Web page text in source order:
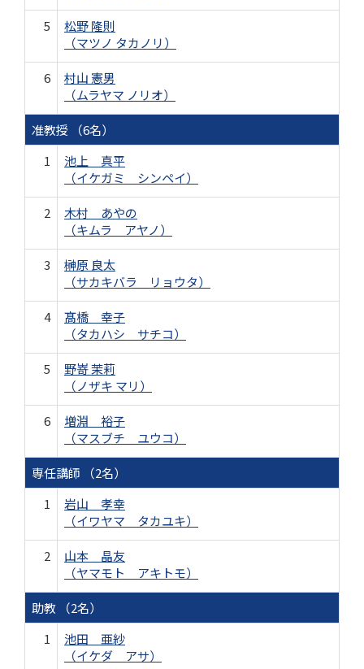
5
松野 隆則
（マツノ タカノリ）
6
村山 憲男
（ムラヤマ ノリオ）
准教授 （6名）
1
池上 真平
（イケガミ シンペイ）
2
木村 あやの
（キムラ アヤノ）
3
榊原 良太
（サカキバラ リョウタ）
4
髙橋 幸子
（タカハシ サチコ）
5
野嵜 茉莉
（ノザキ マリ）
6
増淵 裕子
（マスブチ ユウコ）
専任講師 （2名）
1
岩山 孝幸
（イワヤマ タカユキ）
2
山本 晶友
（ヤマモト アキトモ）
助教 （2名）
1
池田 亜紗
（イケダ アサ）